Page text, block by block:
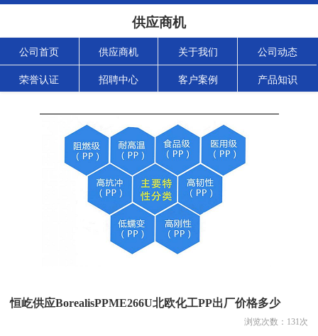
供应商机
公司首页 供应商机 关于我们 公司动态
荣誉认证 招聘中心 客户案例 产品知识
恒屹供应BorealisPPME266U北欧化工PP出厂价格多少
浏览次数： 131次